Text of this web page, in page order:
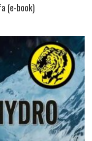
(e-book)